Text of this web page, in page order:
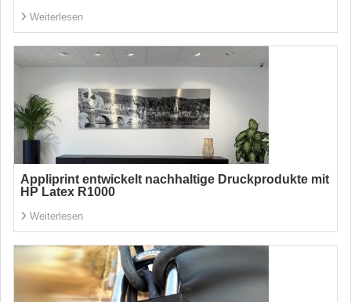
Weiterlesen
Appliprint entwickelt nachhaltige Druckprodukte mit
HP Latex R1000
Weiterlesen